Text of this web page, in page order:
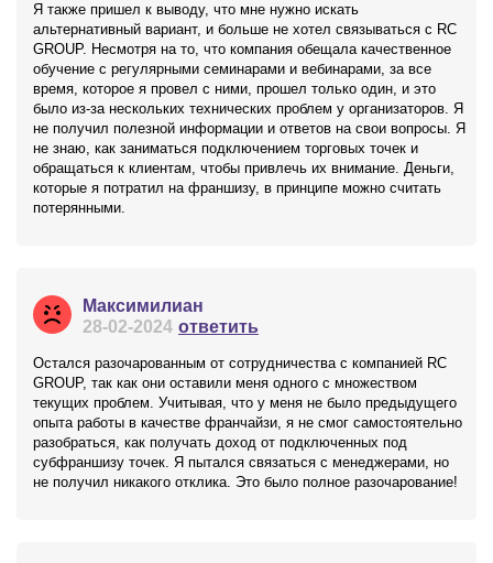
Я также пришел к выводу, что мне нужно искать
альтернативный вариант, и больше не хотел связываться с RC
GROUP. Несмотря на то, что компания обещала качественное
обучение с регулярными семинарами и вебинарами, за все
время, которое я провел с ними, прошел только один, и это
было из-за нескольких технических проблем у организаторов. Я
не получил полезной информации и ответов на свои вопросы. Я
не знаю, как заниматься подключением торговых точек и
обращаться к клиентам, чтобы привлечь их внимание. Деньги,
которые я потратил на франшизу, в принципе можно считать
потерянными.
Максимилиан
28-02-2024 ответить
Остался разочарованным от сотрудничества с компанией RC
GROUP, так как они оставили меня одного с множеством
текущих проблем. Учитывая, что у меня не было предыдущего
опыта работы в качестве франчайзи, я не смог самостоятельно
разобраться, как получать доход от подключенных под
субфраншизу точек. Я пытался связаться с менеджерами, но
не получил никакого отклика. Это было полное разочарование!